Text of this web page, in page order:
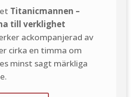
Titanicmannen –
till verklighet
ackompanjerad av
cirka en timma om
minst sagt märkliga